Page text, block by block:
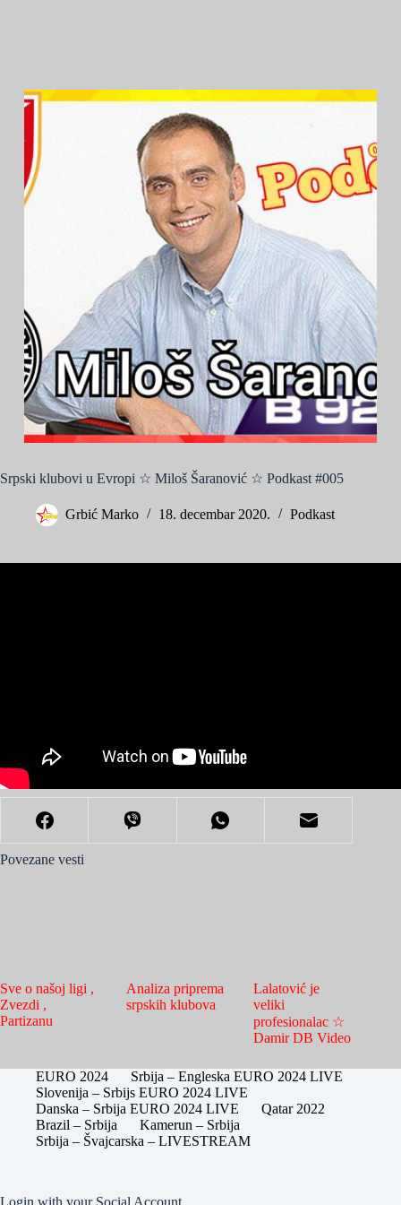
Srpski klubovi u Evropi ☆ Miloš Šaranović ☆ Podkast #005
Grbić Marko 18. decembar 2020. Podkast
Povezane vesti
Sve o našoj ligi ,
Zvezdi ,
Partizanu
Analiza priprema
srpskih klubova
Lalatović je
veliki
profesionalac ☆
Damir DB Video
EURO 2024
Srbija – Engleska EURO 2024 LIVE
Slovenija – Srbijs EURO 2024 LIVE
Danska – Srbija EURO 2024 LIVE
Qatar 2022
Brazil – Srbija
Kamerun – Srbija
Srbija – Švajcarska – LIVESTREAM